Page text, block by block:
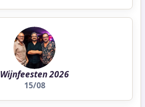
Wijnfeesten 2026
15/08